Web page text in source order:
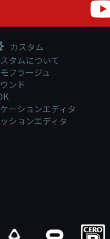
カスタム
タムについて
フラージュ
ンド
ーションエディタ
ションエディタ